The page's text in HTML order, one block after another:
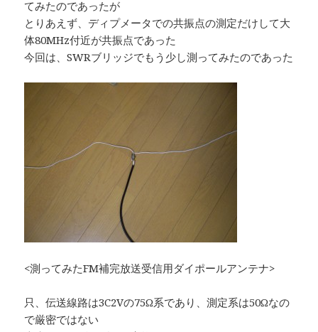
てみたのであったが
とりあえず、ディプメータでの共振点の測定だけして大
体80MHz付近が共振点であった
今回は、SWRブリッジでもう少し測ってみたのであった
<測ってみたFM補完放送受信用ダイポールアンテナ>
只、伝送線路は3C2Vの75Ω系であり、測定系は50Ωなの
で厳密ではない